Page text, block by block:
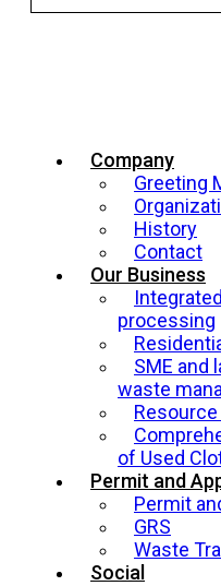
Company
Greeting
History
Contact
Our Business
processing
SME and
waste
of Used
Permit and
Permit
GRS
Waste
Social